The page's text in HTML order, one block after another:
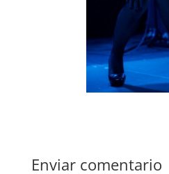
Enviar comentario